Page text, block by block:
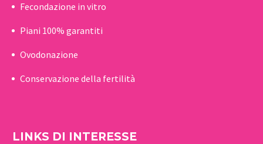
Fecondazione in vitro
Piani 100% garantiti
Ovodonazione
Conservazione della fertilità
LINKS DI INTERESSE